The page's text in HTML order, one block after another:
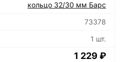
кольцо 32/30 мм Барс
73378
1 шт.
1 229 ₽